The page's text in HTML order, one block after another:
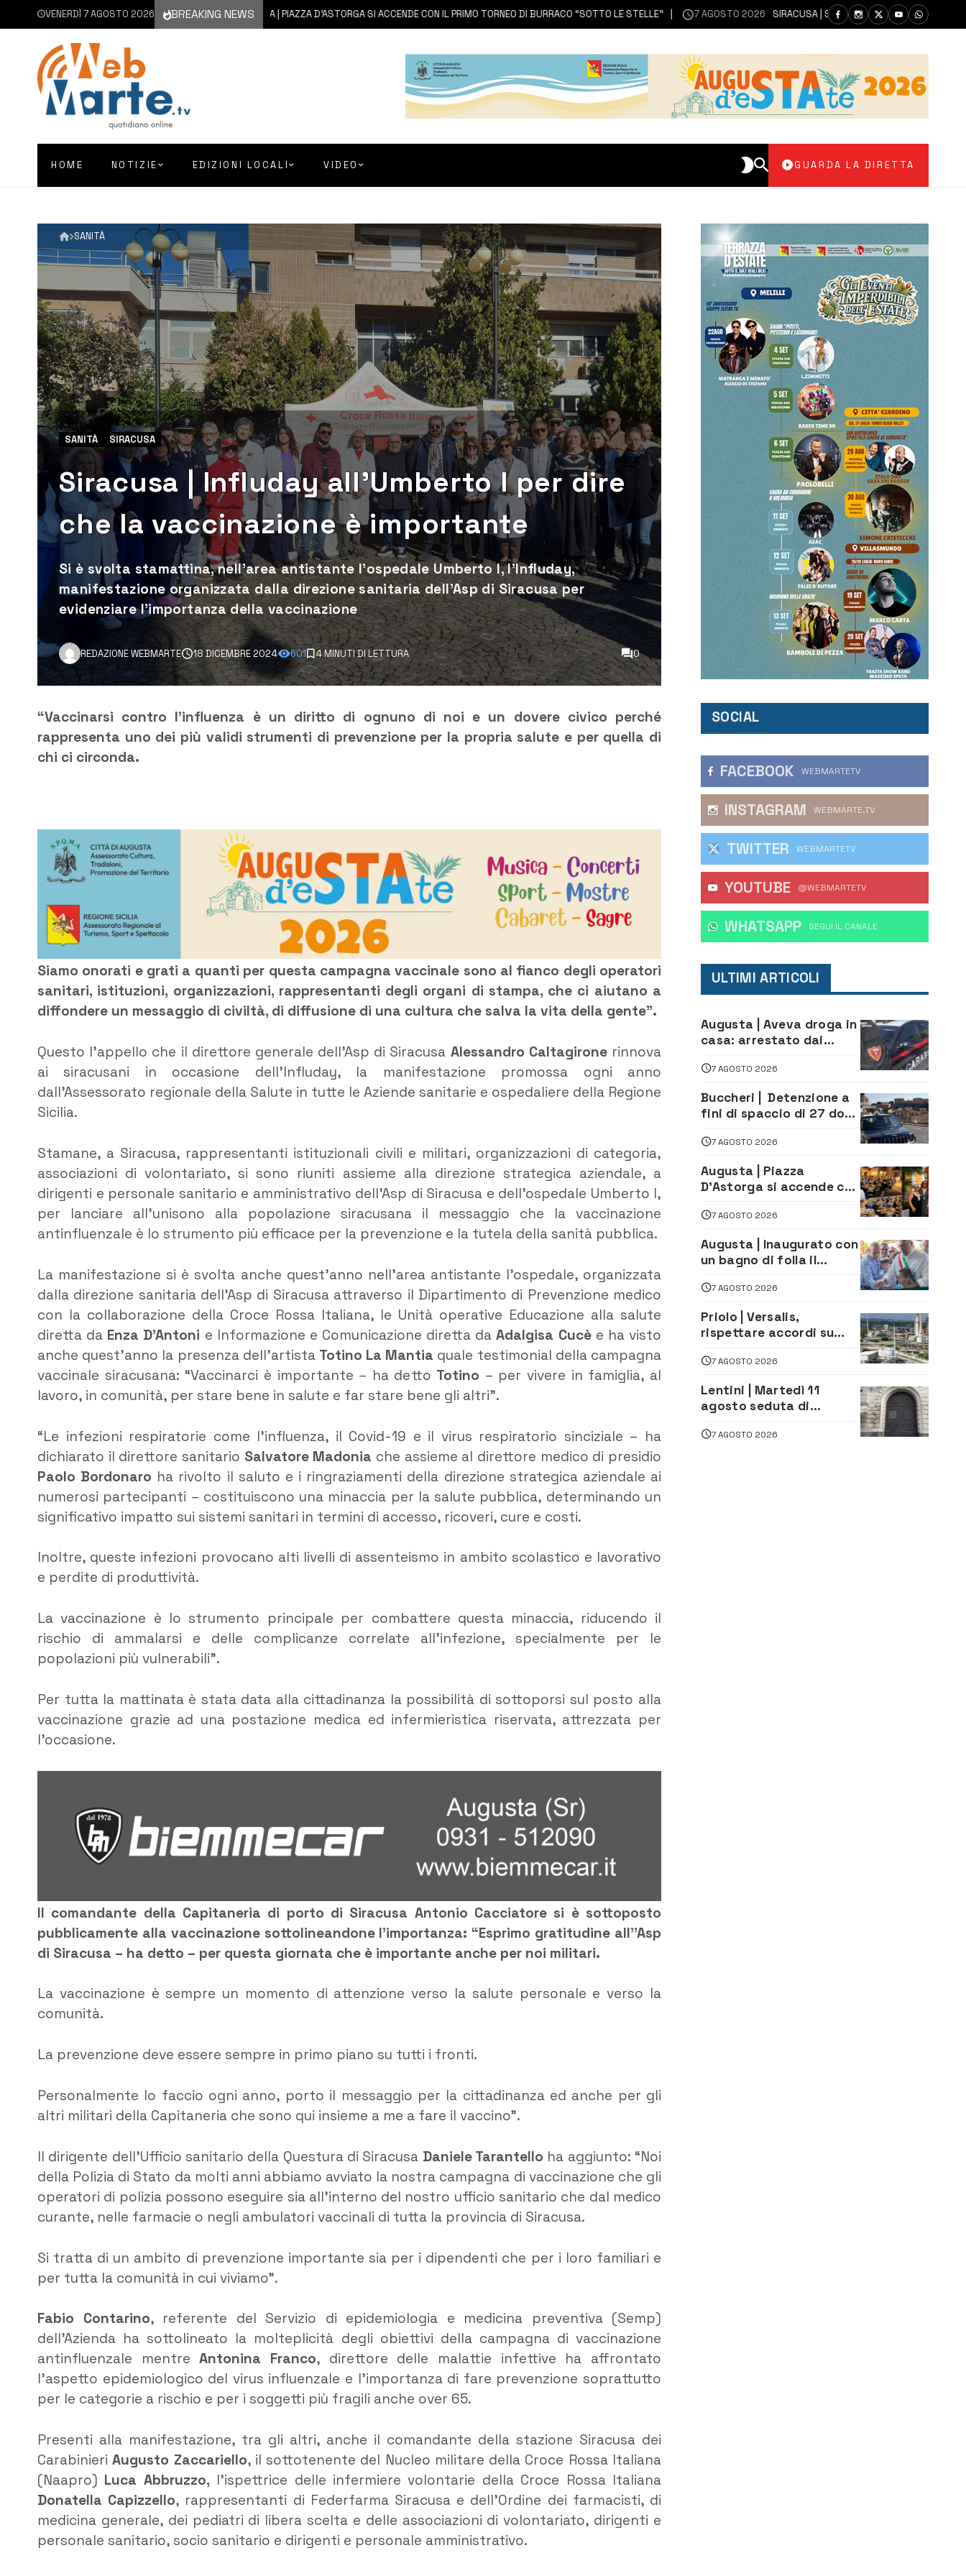
VENERDÌ 7 AGOSTO 2026 BREAKING NEWS
7 AGOSTO 2026 AUGUSTA | PIAZZA D’ASTORGA SI ACCENDE CON IL PRIMO TORNEO DI BURRACO “SOTTO LE STELLE” 7 AGOSTO 2026 SIRACUSA | SIANO MESSI A DISPOSIZIONE DEL
HOME NOTIZIE EDIZIONI LOCALI VIDEO GUARDA LA DIRETTA
SANITÀ
SANITÀ SIRACUSA
Siracusa | Influday all’Umberto I per dire
che la vaccinazione è importante
Si è svolta stamattina, nell'area antistante l'ospedale Umberto I, l'Influday,
manifestazione organizzata dalla direzione sanitaria dell'Asp di Siracusa per
evidenziare l'importanza della vaccinazione
REDAZIONE WEBMARTE 18 DICEMBRE 2024 601 4 MINUTI DI LETTURA 0
“Vaccinarsi contro l’influenza è un diritto di ognuno di noi e un dovere civico perché
rappresenta uno dei più validi strumenti di prevenzione per la propria salute e per quella di
chi ci circonda.
Siamo onorati e grati a quanti per questa campagna vaccinale sono al fianco degli operatori
sanitari, istituzioni, organizzazioni, rappresentanti degli organi di stampa, che ci aiutano a
diffondere un messaggio di civiltà, di diffusione di una cultura che salva la vita della gente”.
Questo l’appello che il direttore generale dell’Asp di Siracusa Alessandro Caltagironerinnova
ai siracusani in occasione dell’Influday, la manifestazione promossa ogni anno
dall’Assessorato regionale della Salute in tutte le Aziende sanitarie e ospedaliere della Regione
Sicilia.
Stamane, a Siracusa, rappresentanti istituzionali civili e militari, organizzazioni di categoria,
associazioni di volontariato, si sono riuniti assieme alla direzione strategica aziendale, a
dirigenti e personale sanitario e amministrativo dell’Asp di Siracusa e dell’ospedale Umberto I,
per lanciare all’unisono alla popolazione siracusana il messaggio che la vaccinazione
antinfluenzale è lo strumento più efficace per la prevenzione e la tutela della sanità pubblica.
La manifestazione si è svolta anche quest’anno nell’area antistante l’ospedale, organizzata
dalla direzione sanitaria dell’Asp di Siracusa attraverso il Dipartimento di Prevenzione medico
con la collaborazione della Croce Rossa Italiana, le Unità operative Educazione alla salute
diretta da Enza D’Antoni e Informazione e Comunicazione diretta daAdalgisa Cucèe ha visto
anche quest’anno la presenza dell’artista Totino La Mantia quale testimonial della campagna
vaccinale siracusana: “Vaccinarci è importante – ha detto Totino – per vivere in famiglia, al
lavoro, in comunità, per stare bene in salute e far stare bene gli altri”.
“Le infezioni respiratorie come l’influenza, il Covid-19 e il virus respiratorio sinciziale – ha
dichiarato il direttore sanitario Salvatore Madonia che assieme al direttore medico di presidio
Paolo Bordonaro ha rivolto il saluto e i ringraziamenti della direzione strategica aziendale ai
numerosi partecipanti – costituiscono una minaccia per la salute pubblica, determinando un
significativo impatto sui sistemi sanitari in termini di accesso, ricoveri, cure e costi.
Inoltre, queste infezioni provocano alti livelli di assenteismo in ambito scolastico e lavorativo
e perdite di produttività.
La vaccinazione è lo strumento principale per combattere questa minaccia, riducendo il
rischio di ammalarsi e delle complicanze correlate all’infezione, specialmente per le
popolazioni più vulnerabili”.
Per tutta la mattinata è stata data alla cittadinanza la possibilità di sottoporsi sul posto alla
vaccinazione grazie ad una postazione medica ed infermieristica riservata, attrezzata per
l’occasione.
Il comandante della Capitaneria di porto di Siracusa Antonio Cacciatore si è sottoposto
pubblicamente alla vaccinazione sottolineandone l’importanza: “Esprimo gratitudine all’’Asp
di Siracusa – ha detto – per questa giornata che è importante anche per noi militari.
La vaccinazione è sempre un momento di attenzione verso la salute personale e verso la
comunità.
La prevenzione deve essere sempre in primo piano su tutti i fronti.
Personalmente lo faccio ogni anno, porto il messaggio per la cittadinanza ed anche per gli
altri militari della Capitaneria che sono qui insieme a me a fare il vaccino”.
Il dirigente dell’Ufficio sanitario della Questura di Siracusa Daniele Tarantello ha aggiunto: “Noi
della Polizia di Stato da molti anni abbiamo avviato la nostra campagna di vaccinazione che gli
operatori di polizia possono eseguire sia all’interno del nostro ufficio sanitario che dal medico
curante, nelle farmacie o negli ambulatori vaccinali di tutta la provincia di Siracusa.
Si tratta di un ambito di prevenzione importante sia per i dipendenti che per i loro familiari e
per tutta la comunità in cui viviamo”.
Fabio Contarino, referente del Servizio di epidemiologia e medicina preventiva (Semp)
dell’Azienda ha sottolineato la molteplicità degli obiettivi della campagna di vaccinazione
antinfluenzale mentreAntonina Franco, direttore delle malattie infettive ha affrontato
l’aspetto epidemiologico del virus influenzale e l’importanza di fare prevenzione soprattutto
per le categorie a rischio e per i soggetti più fragili anche over 65.
Presenti alla manifestazione, tra gli altri, anche il comandante della stazione Siracusa dei
CarabinieriAugusto Zaccariello, il sottotenente del Nucleo militare della Croce Rossa Italiana
(Naapro) Luca Abbruzzo, l’ispettrice delle infermiere volontarie della Croce Rossa Italiana
Donatella Capizzello, rappresentanti di Federfarma Siracusa e dell’Ordine dei farmacisti, di
medicina generale, dei pediatri di libera scelta e delle associazioni di volontariato, dirigenti e
personale sanitario, socio sanitario e dirigenti e personale amministrativo.
SOCIAL
FACEBOOK WEBMARTETV
INSTAGRAM WEBMARTE.TV
TWITTER WEBMARTETV
YOUTUBE @WEBMARTETV
WHATSAPP ‎SEGUI IL CANALE
ULTIMI ARTICOLI
Augusta | Aveva droga in
casa: arrestato dai
7 AGOSTO 2026
Buccheri | Detenzione a
fini di spaccio di 27 dosi
20enni
7 AGOSTO 2026
Augusta | Piazza
D’Astorga si accende con
Burraco “Sotto le Stelle”
7 AGOSTO 2026
Augusta | Inaugurato con
un bagno di folla il
Moro
7 AGOSTO 2026
Priolo | Versalis,
rispettare accordi su
lavoro. Il sindaco scrive
alla società
7 AGOSTO 2026
Lentini | Martedì 11
agosto seduta di
7 AGOSTO 2026